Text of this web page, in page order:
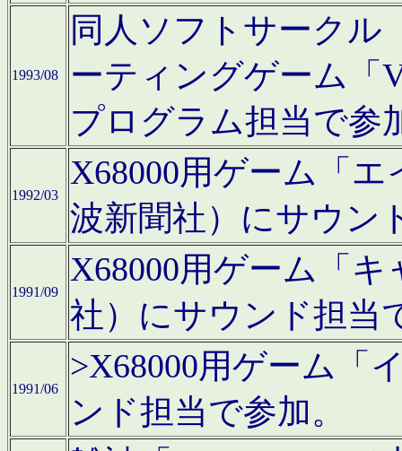
1993/08
同人ソフトサークル
ーティングゲーム「
プログラム担当で参
1992/03
X68000用ゲーム「
波新聞社）にサウン
1991/09
X68000用ゲーム「
社）にサウンド担当
1991/06
>X68000用ゲーム「
ンド担当で参加。